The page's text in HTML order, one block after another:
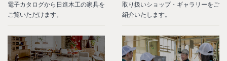
電子カタログから日進木工の家具を
ご覧いただけます。
取り扱いショップ・ギャラリーをご
紹介いたします。